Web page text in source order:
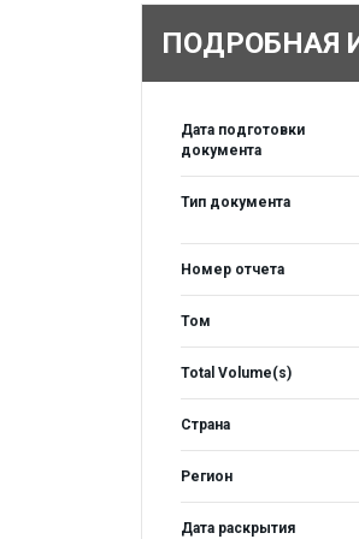
ПОДРОБНАЯ
Дата подготовки
документа
Тип документа
Номер отчета
Том
Total Volume(s)
Страна
Регион
Дата раскрытия